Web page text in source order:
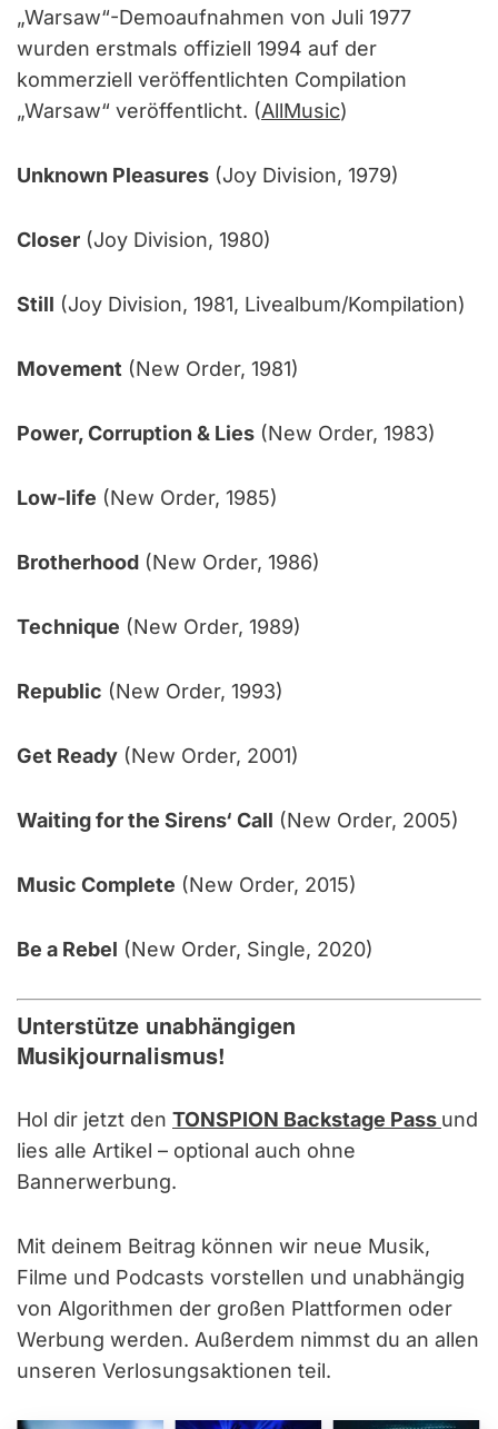
„Warsaw“-Demoaufnahmen von Juli 1977
wurden erstmals offiziell 1994 auf der
kommerziell veröffentlichten Compilation
„Warsaw“ veröffentlicht. (AllMusic)
Unknown Pleasures (Joy Division, 1979)
Closer (Joy Division, 1980)
Still (Joy Division, 1981, Livealbum/Kompilation)
Movement (New Order, 1981)
Power, Corruption & Lies (New Order, 1983)
Low-life (New Order, 1985)
Brotherhood (New Order, 1986)
Technique (New Order, 1989)
Republic (New Order, 1993)
Get Ready (New Order, 2001)
Waiting for the Sirens‘ Call (New Order, 2005)
Music Complete (New Order, 2015)
Be a Rebel (New Order, Single, 2020)
Unterstütze unabhängigen
Musikjournalismus!
Hol dir jetzt den TONSPION Backstage Pass und
lies alle Artikel – optional auch ohne
Bannerwerbung.
Mit deinem Beitrag können wir neue Musik,
Filme und Podcasts vorstellen und unabhängig
von Algorithmen der großen Plattformen oder
Werbung werden. Außerdem nimmst du an allen
unseren Verlosungsaktionen teil.